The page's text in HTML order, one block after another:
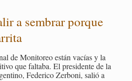
a sem­brar por­que
de Mo­ni­to­reo están va­cías y la
que fal­ta­ba. El pre­si­den­te de la
Fe­de­ri­co Zer­bo­ni, salió a